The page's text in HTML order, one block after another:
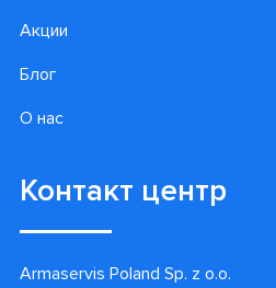
Акции
Блог
О нас
Контакт центр
Armaservis Poland Sp. z o.o.